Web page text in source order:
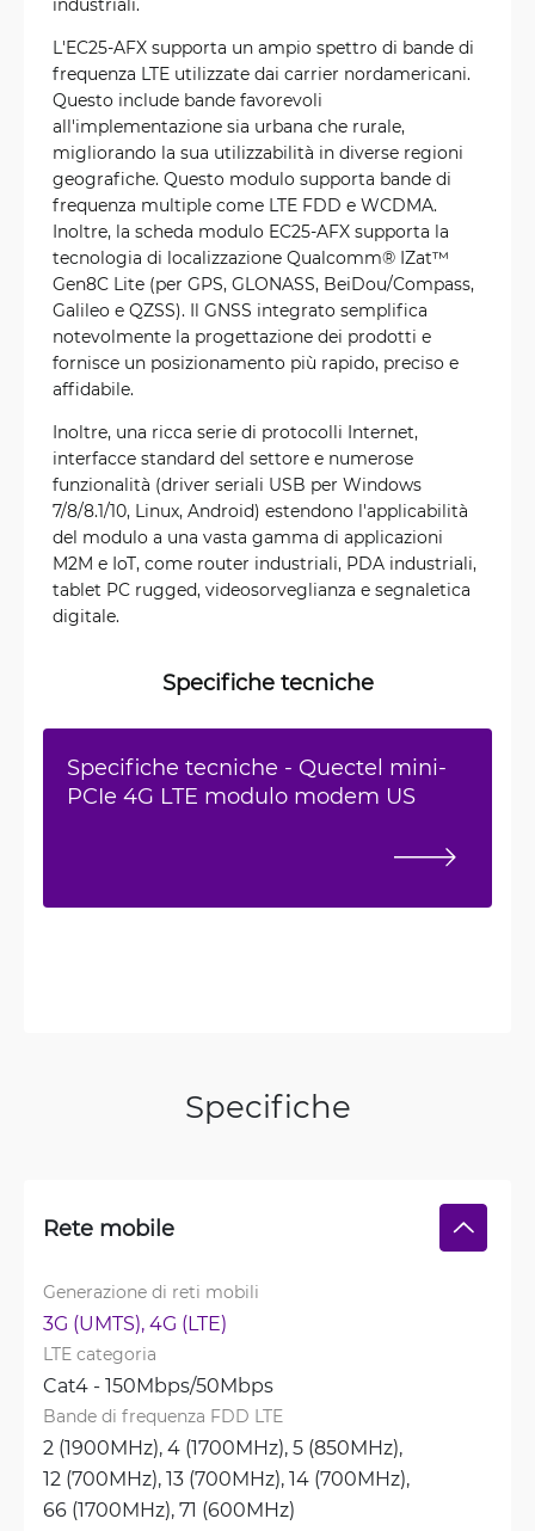
L'EC25-AFX supporta un ampio spettro di bande di
frequenza LTE utilizzate dai carrier nordamericani.
Questo include bande favorevoli
all'implementazione sia urbana che rurale,
migliorando la sua utilizzabilità in diverse regioni
geografiche. Questo modulo supporta bande di
frequenza multiple come LTE FDD e WCDMA.
Inoltre, la scheda modulo EC25-AFX supporta la
tecnologia di localizzazione Qualcomm® IZat™
Gen8C Lite (per GPS, GLONASS, BeiDou/Compass,
Galileo e QZSS). Il GNSS integrato semplifica
notevolmente la progettazione dei prodotti e
fornisce un posizionamento più rapido, preciso e
affidabile.
Inoltre, una ricca serie di protocolli Internet,
interfacce standard del settore e numerose
funzionalità (driver seriali USB per Windows
7/8/8.1/10, Linux, Android) estendono l'applicabilità
del modulo a una vasta gamma di applicazioni
M2M e IoT, come router industriali, PDA industriali,
tablet PC rugged, videosorveglianza e segnaletica
digitale.
Specifiche tecniche
Specifiche tecniche - Quectel mini-
PCIe 4G LTE modulo modem US
Specifiche
Rete mobile
Generazione di reti mobili
3G (UMTS), 4G (LTE)
LTE categoria
Cat4 - 150Mbps/50Mbps
Bande di frequenza FDD LTE
2 (1900MHz), 4 (1700MHz), 5 (850MHz),
12 (700MHz), 13 (700MHz), 14 (700MHz),
66 (1700MHz), 71 (600MHz)